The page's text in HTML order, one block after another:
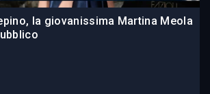
la giovanissima Martina Meola